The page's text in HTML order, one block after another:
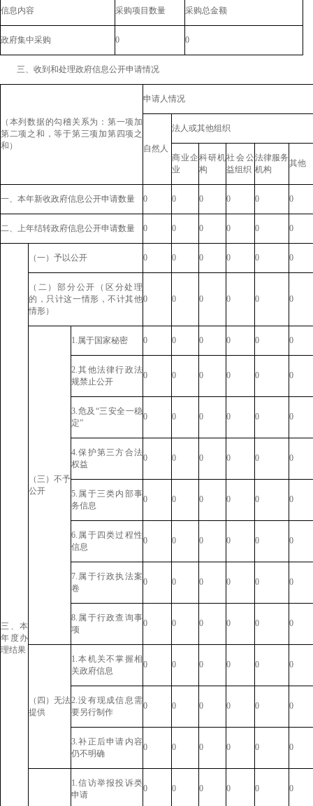
信息内容 采购项目数量 采购总金额
政府集中采购 0 0
三、收到和处理政府信息公开申请情况
（本列数据的勾稽关系为：第一项加
第二项之和，等于第三项加第四项之
和）
申请人情况
自然人
法人或其他组织
商业企
业
科研机
构
社会公
益组织
法律服务
机构
其他
一、本年新收政府信息公开申请数量 0 0 0 0 0 0
二、上年结转政府信息公开申请数量 0 0 0 0 0 0
三、本
年度办
理结果
（一）予以公开 0 0 0 0 0 0
（二）部分公开（区分处理
的，只计这一情形，不计其他
情形）
0 0 0 0 0 0
（三）不予
公开
1.属于国家秘密 0 0 0 0 0 0
2.其他法律行政法
规禁止公开
0 0 0 0 0 0
3.危及“三安全一稳
定”
0 0 0 0 0 0
4.保护第三方合法
权益
0 0 0 0 0 0
5.属于三类内部事
务信息
0 0 0 0 0 0
6.属于四类过程性
信息
0 0 0 0 0 0
7.属于行政执法案
卷
0 0 0 0 0 0
8.属于行政查询事
项
0 0 0 0 0 0
（四）无法
提供
1.本机关不掌握相
关政府信息
0 0 0 0 0 0
2.没有现成信息需
要另行制作
0 0 0 0 0 0
3.补正后申请内容
仍不明确
0 0 0 0 0 0
1.信访举报投诉类
申请
0 0 0 0 0 0